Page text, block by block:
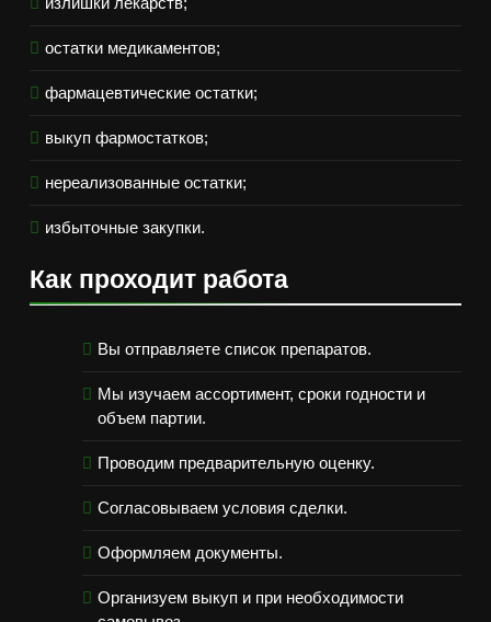
остатки медикаментов;
фармацевтические остатки;
выкуп фармостатков;
нереализованные остатки;
избыточные закупки.
Как проходит работа
Вы отправляете список препаратов.
Мы изучаем ассортимент, сроки годности и
объем партии.
Проводим предварительную оценку.
Согласовываем условия сделки.
Оформляем документы.
Организуем выкуп и при необходимости